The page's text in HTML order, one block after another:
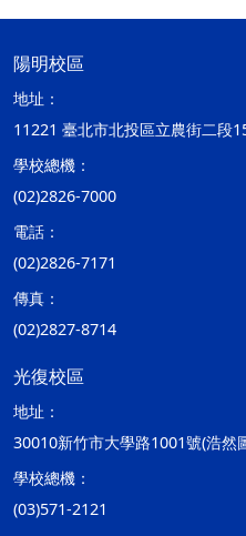
陽明校區
地址：
11221 臺北市北投區立農街二段
學校總機：
(02)2826-7000
電話：
(02)2826-7171
傳真：
(02)2827-8714
光復校區
地址：
30010新竹市大學路1001號(浩然
學校總機：
(03)571-2121